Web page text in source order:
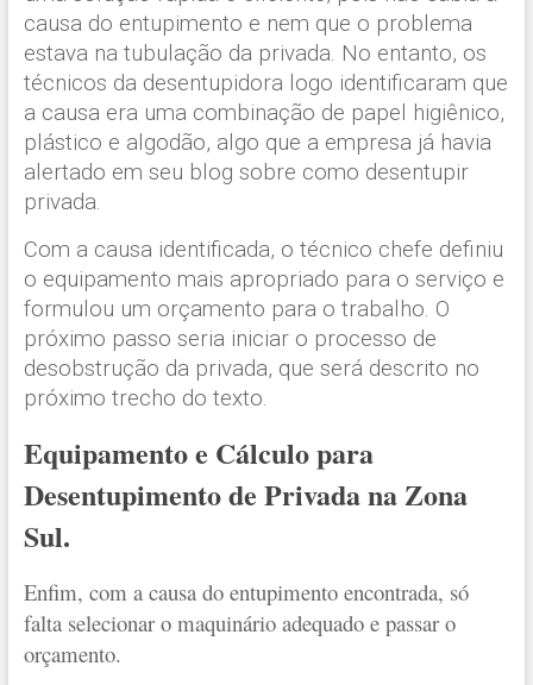
causa do entupimento e nem que o problema
estava na tubulação da privada. No entanto, os
técnicos da desentupidora logo identificaram que
a causa era uma combinação de papel higiênico,
plástico e algodão, algo que a empresa já havia
alertado em seu blog sobre como desentupir
privada.
Com a causa identificada, o técnico chefe definiu
o equipamento mais apropriado para o serviço e
formulou um orçamento para o trabalho. O
próximo passo seria iniciar o processo de
desobstrução da privada, que será descrito no
próximo trecho do texto.
Equipamento e Cálculo para
Desentupimento de Privada na Zona
Sul.
Enfim, com a causa do entupimento encontrada, só
falta selecionar o maquinário adequado e passar o
orçamento.